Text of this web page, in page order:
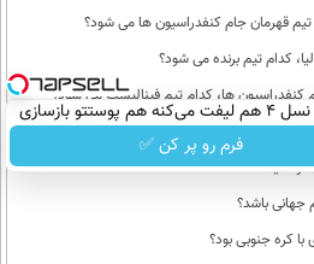
تیم قهرمان جام کنفدراسیون ها می شود؟
کدام تیم برنده می شود؟
کنفدراسیون ها، کدام تیم فینالیست می شود؟
پرسپولیس موافقید؟
جهانی باشد؟
کره جنوبی بود؟
جوانساز نسل 4 هم لیفت می‌کنه هم پوستتو بازسازی
کامل 😍 24 ماه ماندگاریفرم رو پر کن ✅